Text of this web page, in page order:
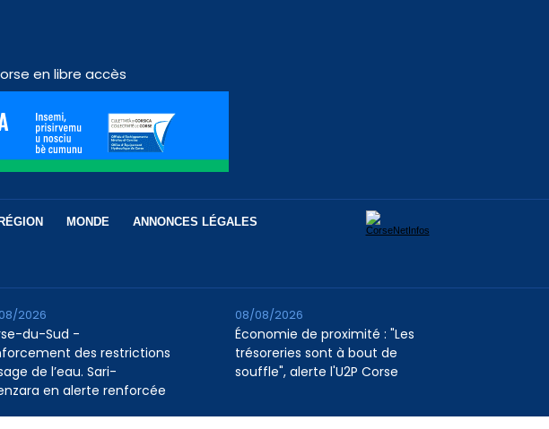
en libre accès
MONDE ANNONCES LÉGALES
du-Sud -
des restrictions
de l’eau. Sari-
en alerte renforcée
2026
Économie de proximité : "Les
trésoreries sont à bout de
souffle", alerte l'U2P Corse
08/08/2026